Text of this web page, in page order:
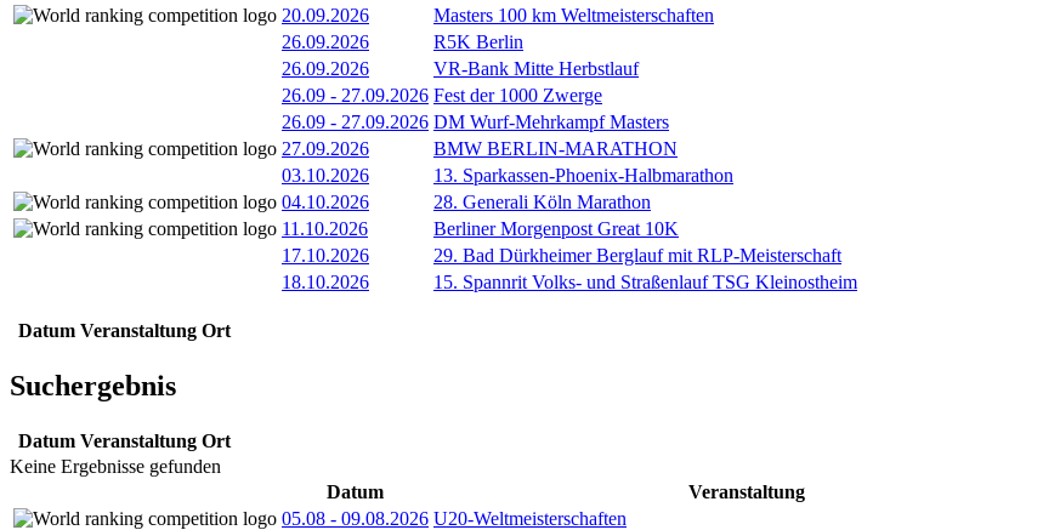
20.09.2026
Masters 100 km Weltmeisterschaften
26.09.2026
R5K Berlin
26.09.2026
VR-Bank Mitte Herbstlauf
26.09 - 27.09.2026 Fest der 1000 Zwerge
26.09 - 27.09.2026 DM Wurf-Mehrkampf Masters
27.09.2026
BMW BERLIN-MARATHON
03.10.2026
13. Sparkassen-Phoenix-Halbmarathon
04.10.2026
28. Generali Köln Marathon
11.10.2026
Berliner Morgenpost Great 10K
17.10.2026
29. Bad Dürkheimer Berglauf mit RLP-Meisterschaft
18.10.2026
15. Spannrit Volks- und Straßenlauf TSG Kleinostheim
Datum Veranstaltung Ort
Suchergebnis
Datum Veranstaltung Ort
Keine Ergebnisse gefunden
Datum
Veranstaltung
05.08 - 09.08.2026 U20-Weltmeisterschaften